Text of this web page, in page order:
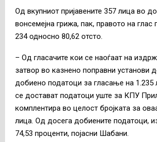
Од вкупниот пријавените 357 лица во
вонсемејна грижа, пак, правото на глас
234 односно 80,62 отсто.
– Од гласачите кои се наоѓаат на
затвор во казнено поправни установи
добиено податоци за гласање на 1.235
се достават податоци уште за КПУ
комплентира во целост бројката за
лица. Од досега добиените податоци,
74,53 проценти, појасни Шабани.